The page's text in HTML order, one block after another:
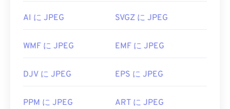
https://www.adobe.io/open/standards/TIFF.html
JPEG ファイルは、
Chromeなどの一般的な Web ブ
ケーション、Apple Previewなどの Mac OS アプリ
開発者: Joint Photographic Experts Group
AI に JPEG SVGZ に JPEG
WMF に JPEG EMF に JPEG
DJV に JPEG EPS に JPEG
PPM に JPEG ART に JPEG